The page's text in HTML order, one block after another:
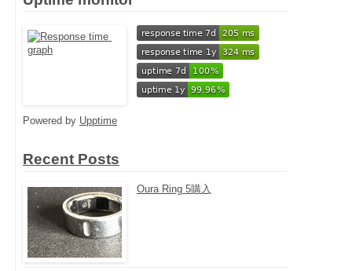
Powered by Upptime
Recent Posts
Oura Ring 5購入